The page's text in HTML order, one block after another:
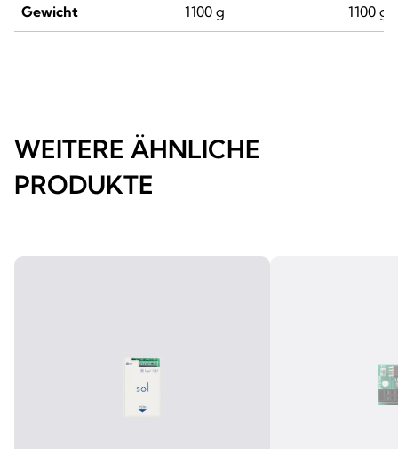
Gewicht 1100 g 1100 g
WEITERE ÄHNLICHE
PRODUKTE